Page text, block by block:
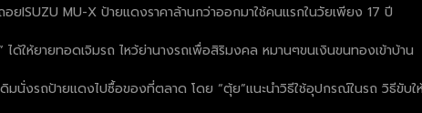
ยISUZU MU-X ป้ายแดงราคาล้านกว่าออกมาใช้คนแรกในวัยเพียง 17 ปี
ด้ให้ยายทอดเจิมรถ ไหว้ย่านางรถเพื่อสิริมงคล หมานๆขนเงินขนทองเข้าบ้าน
ดิมนั่งรถป้ายแดงไปซื้อของที่ตลาด โดย “ตุ้ย”แนะนำวิธีใช้อุปกรณ์ในรถ วิธีขับ